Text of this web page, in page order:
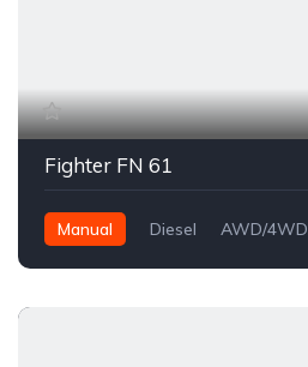
Fighter FN 61
Manual Diesel AWD/4WD